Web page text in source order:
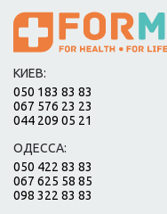
КИЕВ:
050 183 83 83
067 576 23 23
044 209 05 21
ОДЕССА:
050 422 83 83
067 625 58 85
098 322 83 83